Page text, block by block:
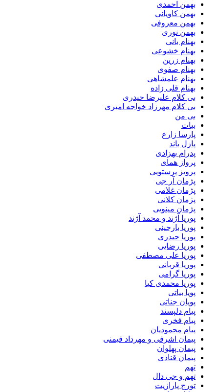
بهمن احمدی
بهمن کاویانی
بهمن معروفی
بهمن نوری
بهنام بانی
بهنام خشوعی
بهنام زرین
بهنام صفوی
بهنام علمشاهی
بهنام قلی زاده
بی کلام علیرضا حیدری
بی کلام مهرزاد خواجه امیری
بی من
بیات
پارسا زارع
پازل باند
پدرام بهزادی
پرواز همای
پرویز پرستویی
پژمان آر جی
پژمان غلامی
پژمان کلانی
پژمان مینویی
پوریا آژند و محمد آژند
پوریا بارجینی
پوریا حیدری
پوریا رضایی
پوریا علی مصطفی
پوریا قربانی
پوریا گرامی
پوریا محمدی کیا
پویا بیاتی
پویان جناتی
پیام دلپسند
پیام فخری
پیام محمودیان
پیمان اشرفی و مهرداد قیمنی
پیمان پهلوان
پیمان قنادی
تهم
تهم و جی دال
تورج پارازیت